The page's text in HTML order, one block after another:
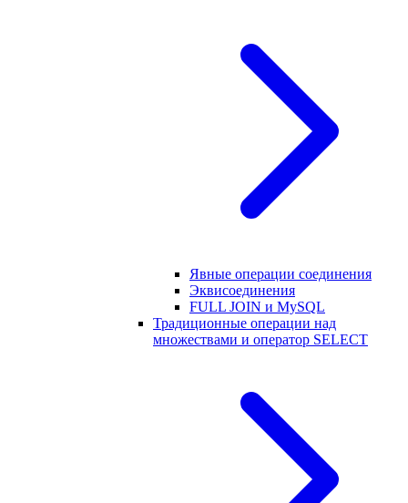
Явные операции соединения
Эквисоединения
FULL JOIN и MySQL
Традиционные операции над
множествами и оператор SELECT